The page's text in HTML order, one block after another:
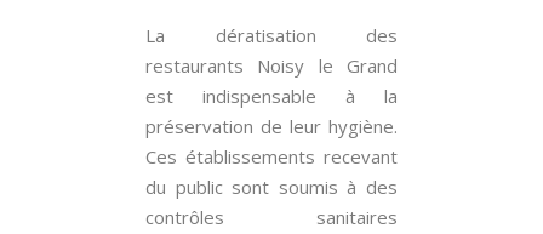
La dératisation des
restaurants Noisy le Grand
est indispensable à la
préservation de leur hygiène.
Ces établissements recevant
du public sont soumis à des
contrôles sanitaires